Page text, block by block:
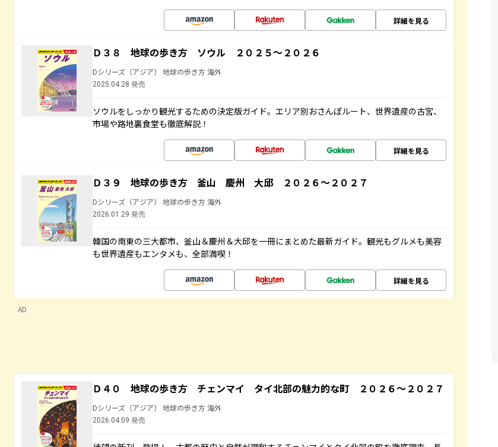
詳細を見る
Ｄ３８ 地球の歩き方 ソウル ２０２５～２０２６
Dシリーズ（アジア） 地球の歩き方 海外
2025.04.28 発売
ソウルをしっかり観光するための決定版ガイド。エリア別おさんぽルート、世界遺産の古宮、
市場や路地裏食堂も徹底解説！
詳細を見る
Ｄ３９ 地球の歩き方 釜山 慶州 大邱 ２０２６～２０２７
Dシリーズ（アジア） 地球の歩き方 海外
2026.01.29 発売
韓国の南東の三大都市、釜山＆慶州＆大邱を一冊にまとめた最新ガイド。観光もグルメも美容
も世界遺産もエンタメも、全部満喫！
詳細を見る
AD
Ｄ４０ 地球の歩き方 チェンマイ タイ北部の魅力的な町 ２０２６～２０２７
Dシリーズ（アジア） 地球の歩き方 海外
2026.04.09 発売